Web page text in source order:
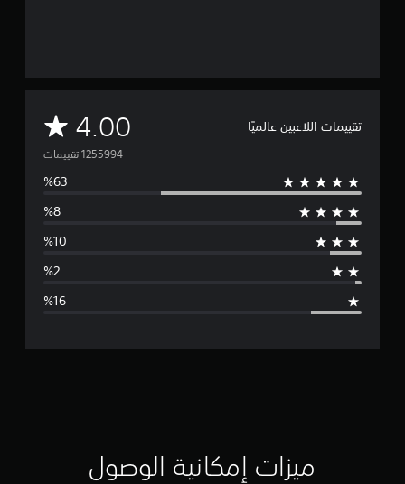
تقييمات اللاعبين عالميًا 4.00م
ت
و
س
ط
ت
ميزات إمكانية الوصول